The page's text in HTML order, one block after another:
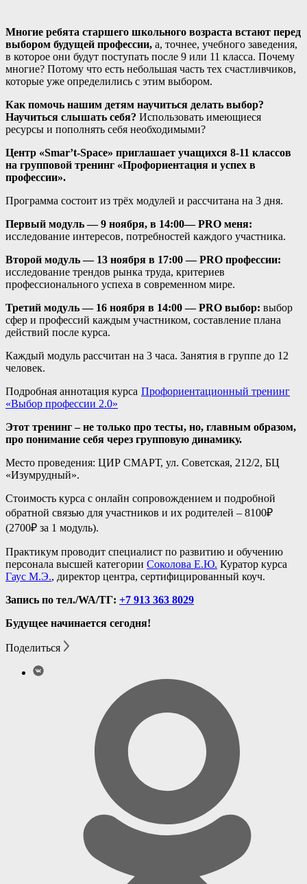
Многие ребята старшего школьного возраста встают перед
выбором будущей профессии, а, точнее, учебного заведения,
в которое они будут поступать после 9 или 11 класса. Почему
многие? Потому что есть небольшая часть тех счастливчиков,
которые уже определились с этим выбором.
Как помочь нашим детям научиться делать выбор?
Научиться слышать себя? Использовать имеющиеся
ресурсы и пополнять себя необходимыми?
Центр «Smar’t-Space» приглашает учащихся 8-11 классов
на групповой тренинг «Профориентация и успех в
профессии».
Программа состоит из трёх модулей и рассчитана на 3 дня.
Первый модуль — 9 ноября, в 14:00— PRO меня:
исследование интересов, потребностей каждого участника.
Второй модуль — 13 ноября в 17:00 — PRO профессии:
исследование трендов рынка труда, критериев
профессионального успеха в современном мире.
Третий модуль — 16 ноября в 14:00 — PRO выбор: выбор
сфер и профессий каждым участником, составление плана
действий после курса.
Каждый модуль рассчитан на 3 часа. Занятия в группе до 12
человек.
Подробная аннотация курса Профориентационный тренинг
«Выбор профессии 2.0»
Этот тренинг – не только про тесты, но, главным образом,
про понимание себя через групповую динамику.
Место проведения: ЦИР СМАРТ, ул. Советская, 212/2, БЦ
«Изумрудный».
Стоимость курса с онлайн сопровождением и подробной
обратной связью для участников и их родителей – 8100₽
(2700₽ за 1 модуль).
Практикум проводит специалист по развитию и обучению
персонала высшей категории Соколова Е.Ю. Куратор курса
Гаус М.Э., директор центра, сертифицированный коуч.
Запись по тел./WA/ТГ: +7 913 363 8029
Будущее начинается сегодня!
Поделиться